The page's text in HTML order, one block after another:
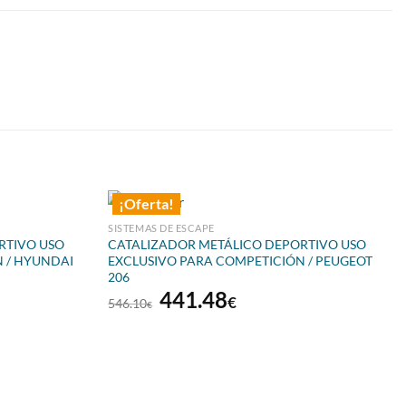
USO
/ HYUNDAI
¡Oferta!
SISTEMAS DE ESCAPE
CATALIZADOR METÁLICO DEPORTIVO USO
EXCLUSIVO PARA COMPETICIÓN / PEUGEOT
206
546.10€
El
441.48€El